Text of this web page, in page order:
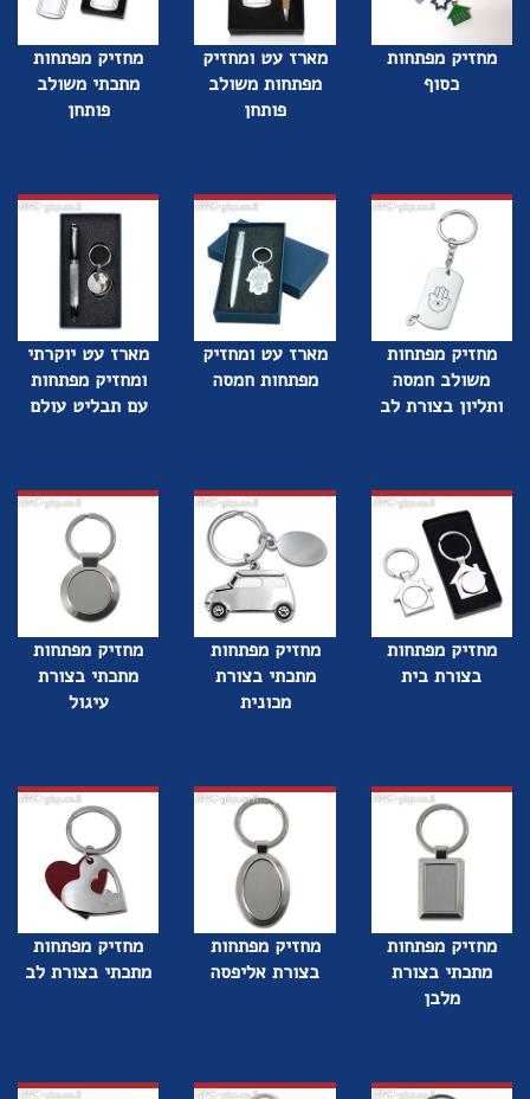
מחזיק מפתחות
כסוף
מארז עט ומחזיק
מפתחות משולב
פותחן
מחזיק מפתחות
מתכתי משולב
פותחן
מחזיק מפתחות
משולב חמסה
ותליון בצורת לב
מארז עט ומחזיק
מפתחות חמסה
מארז עט יוקרתי
ומחזיק מפתחות
עם תבליט עולם
מחזיק מפתחות
בצורת בית
מחזיק מפתחות
מתכתי בצורת
מכונית
מחזיק מפתחות
מתכתי בצורת
עיגול
מחזיק מפתחות
מתכתי בצורת
מלבן
מחזיק מפתחות
בצורת אליפסה
מחזיק מפתחות
מתכתי בצורת לב